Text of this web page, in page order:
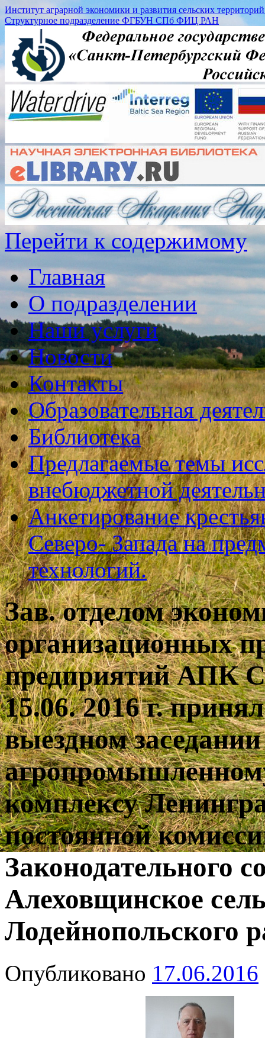
Институт аграрной экономики и развития сельских
Структурное подразделение ФГБУН СПб ФИЦ РАН
Перейти к содержимому
Главная
О подразделении
Наши услуги
Новости
Контакты
Образовательная
Библиотека
Предлагаемые темы
внебюджетной
Анкетирование
Северо- Запада на
технологий.
Зав. отделом
организационных
предприятий АПК
15.06. 2016 г.
выездном
комплексу
постоянной
Законодательного
Алеховщинское
Лодейнопольского
Опубликовано 17.06.2016